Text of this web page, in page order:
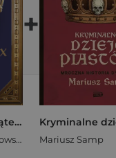
Jagiełło Rex. Początek dynastii
Michael Morys-Twarowski
+
Mariusz Samp